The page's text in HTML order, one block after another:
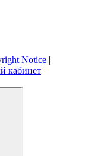
Notice |
кабинет